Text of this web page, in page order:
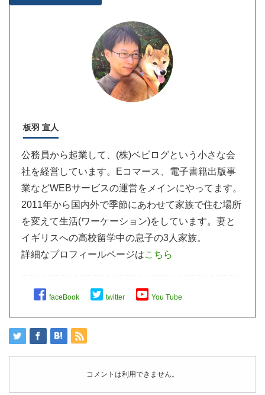
板羽 宣人
公務員から起業して、(株)ベビログという小さな会
社を経営しています。Eコマース、電子書籍出版事
業などWEBサービスの運営をメインにやってます。
2011年から国内外で季節にあわせて家族で住む場所
を変えて生活(ワーケーション)をしています。妻と
イギリスへの高校留学中の息子の3人家族。
詳細なプロフィールページはこちら
faceBook twitter You Tube
コメントは利用できません。